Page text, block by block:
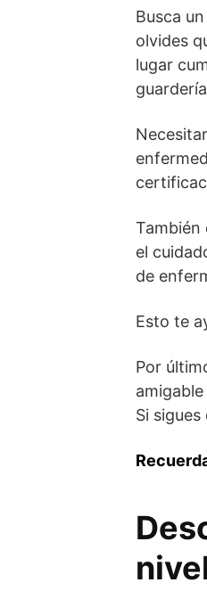
Busca
olvides
lugar
También
el
de
Esto te
Por
Si